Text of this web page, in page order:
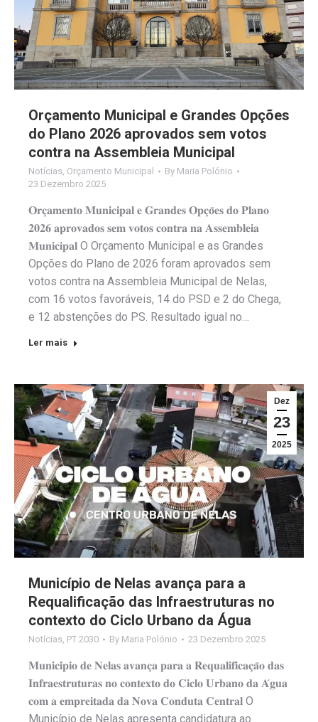
Orçamento Municipal e Grandes Opções
do Plano 2026 aprovados sem votos
contra na Assembleia Municipal
Notícias Orçamento Municipal By Maria Polónio
23 Dezembro 2025
𝐎𝐫𝐜̧𝐚𝐦𝐞𝐧𝐭𝐨 𝐌𝐮𝐧𝐢𝐜𝐢𝐩𝐚𝐥 𝐞 𝐆𝐫𝐚𝐧𝐝𝐞𝐬 𝐎𝐩𝐜̧𝐨̃𝐞𝐬 𝐝𝐨 𝐏𝐥𝐚𝐧𝐨
𝟐𝟎𝟐𝟔 𝐚𝐩𝐫𝐨𝐯𝐚𝐝𝐨𝐬 𝐬𝐞𝐦 𝐯𝐨𝐭𝐨𝐬 𝐜𝐨𝐧𝐭𝐫𝐚 𝐧𝐚 𝐀𝐬𝐬𝐞𝐦𝐛𝐥𝐞𝐢𝐚
𝐌𝐮𝐧𝐢𝐜𝐢𝐩𝐚𝐥 O Orçamento Municipal e as Grandes
Opções do Plano de 2026 foram aprovados sem
votos contra na Assembleia Municipal de Nelas,
com 16 votos favoráveis, 14 do PSD e 2 do Chega,
e 12 abstenções do PS. Resultado igual no…
Ler mais
Dez
23
2025
Município de Nelas avança para a
Requalificação das Infraestruturas no
contexto do Ciclo Urbano da Água
Notícias PT 2030 By Maria Polónio 23 Dezembro 2025
𝐌𝐮𝐧𝐢𝐜𝐢́𝐩𝐢𝐨 𝐝𝐞 𝐍𝐞𝐥𝐚𝐬 𝐚𝐯𝐚𝐧𝐜̧𝐚 𝐩𝐚𝐫𝐚 𝐚 𝐑𝐞𝐪𝐮𝐚𝐥𝐢𝐟𝐢𝐜𝐚𝐜̧𝐚̃𝐨 𝐝𝐚𝐬
𝐈𝐧𝐟𝐫𝐚𝐞𝐬𝐭𝐫𝐮𝐭𝐮𝐫𝐚𝐬 𝐧𝐨 𝐜𝐨𝐧𝐭𝐞𝐱𝐭𝐨 𝐝𝐨 𝐂𝐢𝐜𝐥𝐨 𝐔𝐫𝐛𝐚𝐧𝐨 𝐝𝐚 𝐀́𝐠𝐮𝐚
𝐜𝐨𝐦 𝐚 𝐞𝐦𝐩𝐫𝐞𝐢𝐭𝐚𝐝𝐚 𝐝𝐚 𝐍𝐨𝐯𝐚 𝐂𝐨𝐧𝐝𝐮𝐭𝐚 𝐂𝐞𝐧𝐭𝐫𝐚𝐥 O
Município de Nelas apresenta candidatura ao